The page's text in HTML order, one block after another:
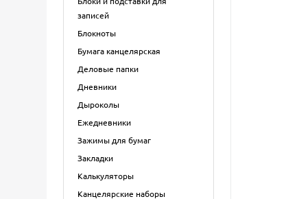
записей
Блокноты
Бумага канцелярская
Деловые папки
Дневники
Дыроколы
Ежедневники
Зажимы для бумаг
Закладки
Калькуляторы
Канцелярские наборы